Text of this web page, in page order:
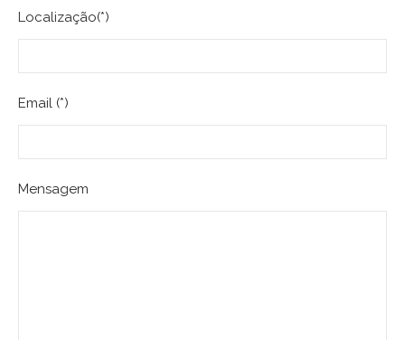
Localização(*)
Email (*)
Mensagem